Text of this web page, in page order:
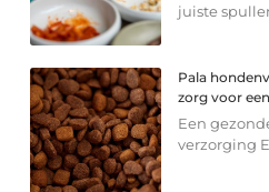
juiste
Pala
zorg voor
Een
verzorging